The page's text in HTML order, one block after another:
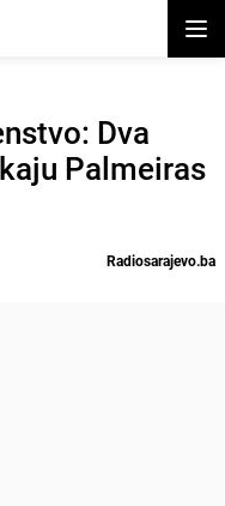
Dva
Palmeiras
Radiosarajevo.ba